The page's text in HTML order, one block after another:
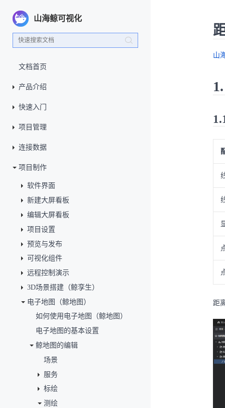
山海鲸可视化
文档首页
产品介绍
快速入门
项目管理
连接数据
项目制作
软件界面
新建大屏看板
编辑大屏看板
项目设置
预览与发布
可视化组件
远程控制演示
3D场景搭建（鲸孪生）
电子地图（鲸地图）
如何使用电子地图（鲸地图）
电子地图的基本设置
鲸地图的编辑
场景
服务
标绘
测绘
山
距